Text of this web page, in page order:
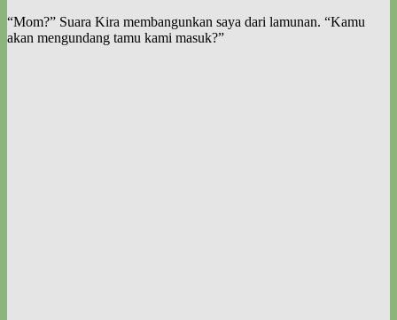
“Mom?” Suara Kira membangunkan saya dari lamunan. “Kamu
akan mengundang tamu kami masuk?”